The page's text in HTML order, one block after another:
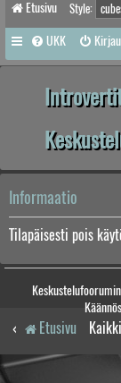
Etusivu Style:
UKK
Informaatio
Tilapäisesti pois
Etusivu